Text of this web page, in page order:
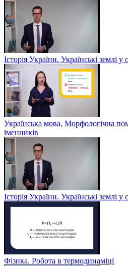
Історія України. Українські землі
Українська мова. Морфологічна
іменників
Історія України. Українські землі
Фізика. Робота в термодинаміці